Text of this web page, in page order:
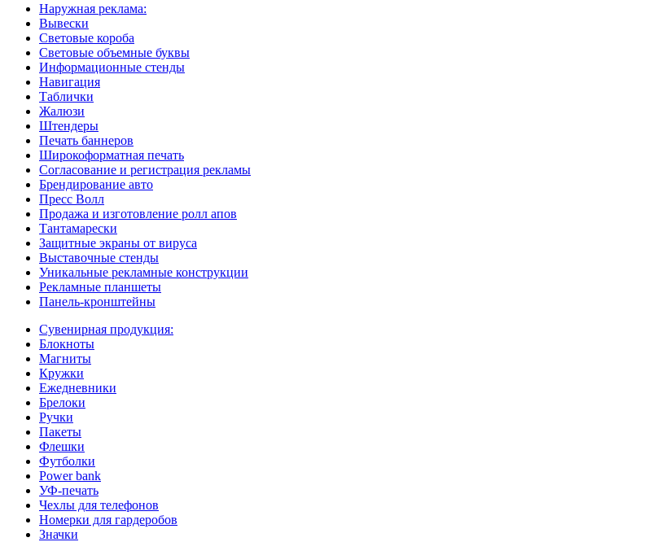
Наружная реклама:
Вывески
Световые короба
Световые объемные буквы
Информационные стенды
Навигация
Таблички
Жалюзи
Штендеры
Печать баннеров
Широкоформатная печать
Согласование и регистрация рекламы
Брендирование авто
Пресс Волл
Продажа и изготовление ролл апов
Тантамарески
Защитные экраны от вируса
Выставочные стенды
Уникальные рекламные конструкции
Рекламные планшеты
Панель-кронштейны
Сувенирная продукция:
Блокноты
Магниты
Кружки
Ежедневники
Брелоки
Ручки
Пакеты
Флешки
Футболки
Power bank
УФ-печать
Чехлы для телефонов
Номерки для гардеробов
Значки